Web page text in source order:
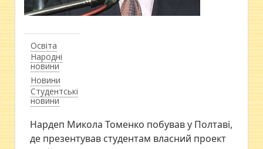
Освіта
Народні
новини
Новини
Студентські
новини
Нардеп Микола Томенко побував у Полтаві,
де презентував студентам власний проект